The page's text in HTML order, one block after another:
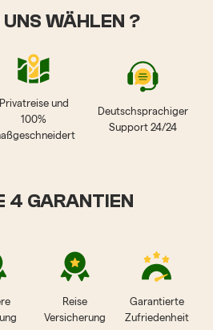
WÄHLEN ?
Privatreise und
100%
Deutschsprachiger
Support 24/24
4 GARANTIEN
Reise
Versicherung
Garantierte
Zufriedenheit